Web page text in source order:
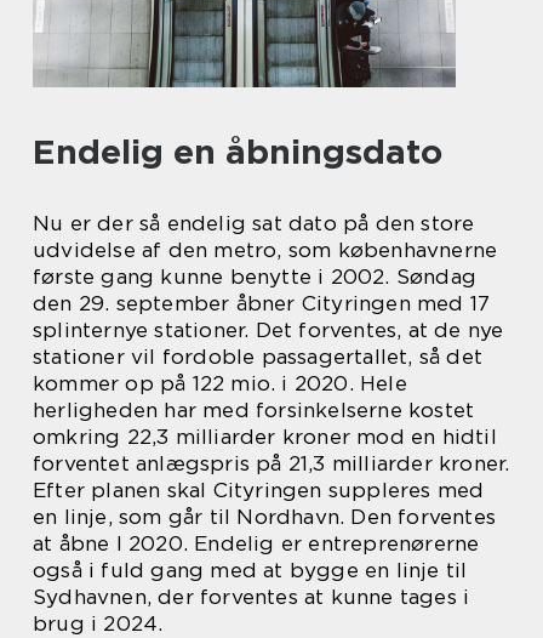
Endelig en åbningsdato
Nu er der så endelig sat dato på den store
udvidelse af den metro, som københavnerne
første gang kunne benytte i 2002. Søndag
den 29. september åbner Cityringen med 17
splinternye stationer. Det forventes, at de nye
stationer vil fordoble passagertallet, så det
kommer op på 122 mio. i 2020. Hele
herligheden har med forsinkelserne kostet
omkring 22,3 milliarder kroner mod en hidtil
forventet anlægspris på 21,3 milliarder kroner.
Efter planen skal Cityringen suppleres med
en linje, som går til Nordhavn. Den forventes
at åbne I 2020. Endelig er entreprenørerne
også i fuld gang med at bygge en linje til
Sydhavnen, der forventes at kunne tages i
brug i 2024.